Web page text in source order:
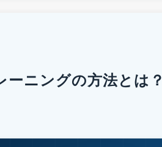
ーニングの方法とは？